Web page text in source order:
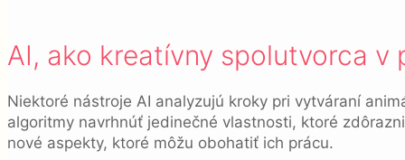
AI, ako kreatívny spolutvorca v
Niektoré nástroje AI analyzujú kroky pri vytváraní
algoritmy navrhnúť jedinečné vlastnosti, ktoré
nové aspekty, ktoré môžu obohatiť ich prácu.